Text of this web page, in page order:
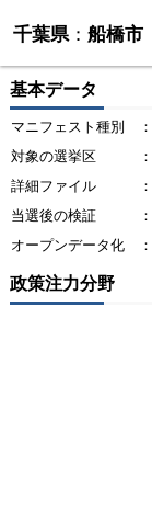
千葉県：船橋市
基本データ
マニフェスト種別 ：
対象の選挙区
：
詳細ファイル
：
当選後の検証
：
オープンデータ化
：
政策注力分野